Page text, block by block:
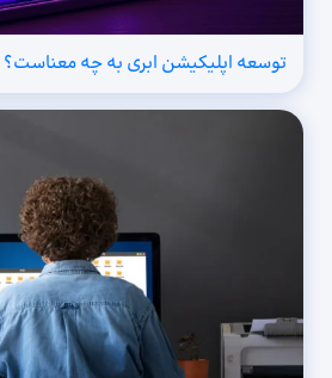
توسعه اپلیکیشن ابری به چه معناست؟